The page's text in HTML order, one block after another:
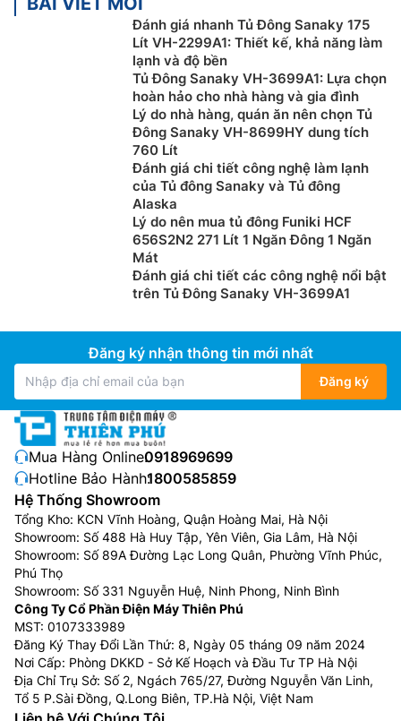
Đánh giá nhanh Tủ Đông Sanaky 175
Lít VH-2299A1: Thiết kế, khả năng làm
lạnh và độ bền
Tủ Đông Sanaky VH-3699A1: Lựa chọn
hoàn hảo cho nhà hàng và gia đình
Lý do nhà hàng, quán ăn nên chọn Tủ
Đông Sanaky VH-8699HY dung tích
760 Lít
Đánh giá chi tiết công nghệ làm lạnh
của Tủ đông Sanaky và Tủ đông
Alaska
Lý do nên mua tủ đông Funiki HCF
656S2N2 271 Lít 1 Ngăn Đông 1 Ngăn
Mát
Đánh giá chi tiết các công nghệ nổi bật
trên Tủ Đông Sanaky VH-3699A1
Đăng ký nhận thông tin mới nhất
Đăng ký
Mua Hàng Online:0918969699
Hotline Bảo Hành:1800585859
Hệ Thống Showroom
Tổng Kho: KCN Vĩnh Hoàng, Quận Hoàng Mai, Hà Nội
Showroom: Số 488 Hà Huy Tập, Yên Viên, Gia Lâm, Hà Nội
Showroom: Số 89A Đường Lạc Long Quân, Phường Vĩnh Phúc,
Phú Thọ
Showroom: Số 331 Nguyễn Huệ, Ninh Phong, Ninh Bình
Công Ty Cổ Phần Điện Máy Thiên Phú
MST: 0107333989
Đăng Ký Thay Đổi Lần Thứ: 8, Ngày 05 tháng 09 năm 2024
Nơi Cấp: Phòng DKKD - Sở Kế Hoạch và Đầu Tư TP Hà Nội
Địa Chỉ Trụ Sở: Số 2, Ngách 765/27, Đường Nguyễn Văn Linh,
Tổ 5 P.Sài Đồng, Q.Long Biên, TP.Hà Nội, Việt Nam